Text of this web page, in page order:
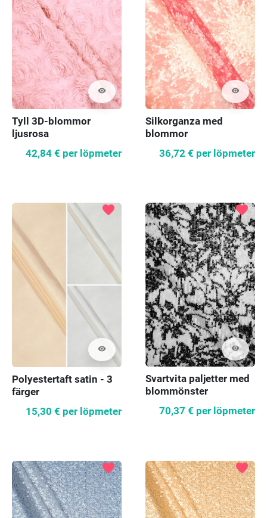
visibility
Tyll 3D-blommor
ljusrosa
42,84 € per löpmeter
visibility
Silkorganza med
blommor
36,72 € per löpmeter
visibility
favorite
Polyestertaft satin - 3
färger
15,30 € per löpmeter
visibility
favorite
Svartvita paljetter med
blommönster
70,37 € per löpmeter
favorite favorite